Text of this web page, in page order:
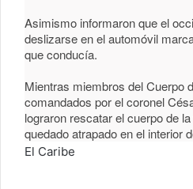
Asimismo informaron que el
deslizarse en el automóvil
que conducía.
Mientras miembros del Cuerpo
comandados por el coronel
lograron rescatar el cuerpo de
quedado atrapado en el interior
El Caribe